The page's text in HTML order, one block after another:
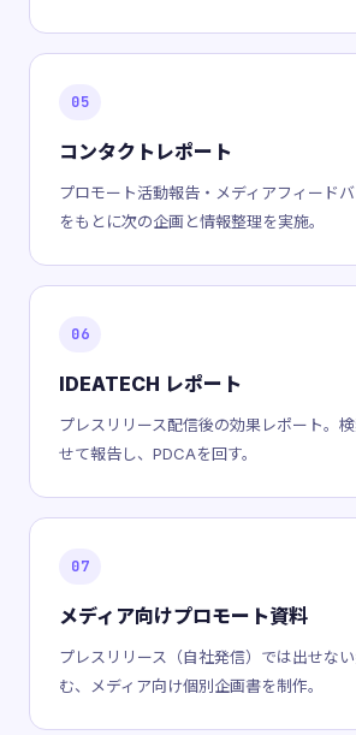
05
コンタクトレポート
プロモート活動報告・メディアフィード
をもとに次の企画と情報整理を実施。
06
IDEATECH レポート
プレスリリース配信後の効果レポート。
せて報告し、PDCAを回す。
07
メディア向けプロモート資料
プレスリリース（自社発信）では出せな
む、メディア向け個別企画書を制作。